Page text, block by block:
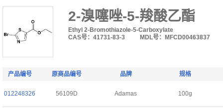
2-溴噻唑-5-羧酸乙酯
Ethyl 2-Bromothiazole-5-Carboxylate
CAS号：41731-83-3
MDL号：MFCD00463837
产品编号 原商品编号 品牌 规格
012248326 56109D Adamas 100g